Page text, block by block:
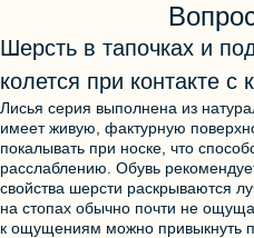
Шерсть в тапочках и
колется при контакте с
Лисья серия выполнена из
имеет живую, фактурную
покалывать при носке, что
расслаблению. Обувь
свойства шерсти раскрываются
на стопах обычно почти не
к ощущениям можно привыкнуть